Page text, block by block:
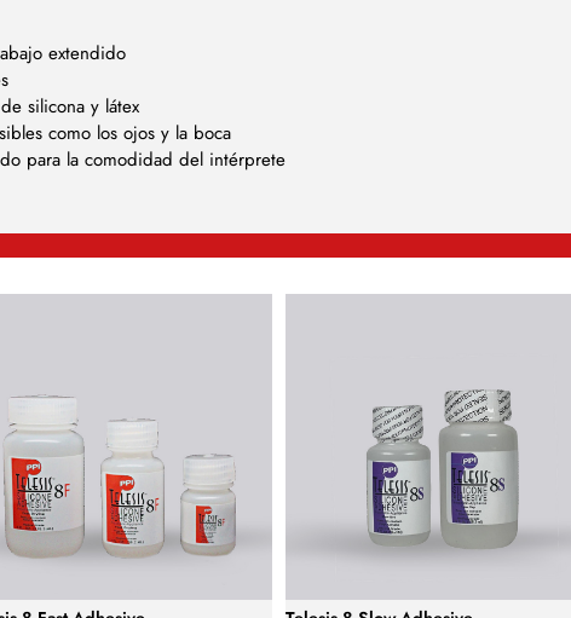
extendido
silicona y látex
como los ojos y la boca
para la comodidad del intérprete